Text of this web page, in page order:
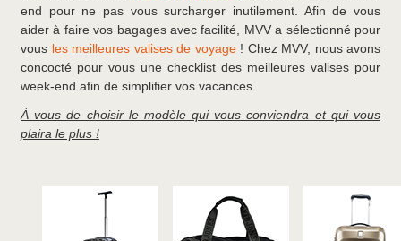
end pour ne pas vous surcharger inutilement. Afin de vous
aider à faire vos bagages avec facilité, MVV a sélectionné pour
vous les meilleures valises de voyage! Chez MVV, nous avons
concocté pour vous une checklist des meilleures valises pour
week-end afin de simplifier vos vacances.
À vous de choisir le modèle qui vous conviendra et qui vous
plaira le plus !